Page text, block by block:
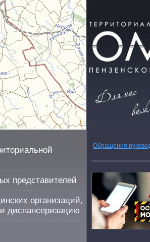
представителей
организаций,
диспансеризацию
Обращения